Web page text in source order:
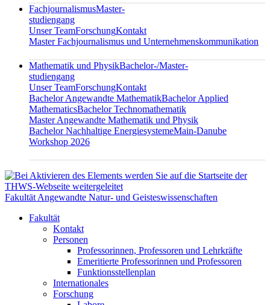
FachjournalismusMaster-
studiengang
Unser TeamForschungKontakt
Master Fachjournalismus und Unternehmenskommunikation
Mathematik und PhysikBachelor-/Master-
studiengang
Unser TeamForschungKontakt
Bachelor Angewandte MathematikBachelor Applied
MathematicsBachelor Technomathematik
Master Angewandte Mathematik und Physik
Bachelor Nachhaltige EnergiesystemeMain-Danube
Workshop 2026
Fakultät Angewandte Natur- und Geisteswissenschaften
Fakultät
Kontakt
Personen
Professorinnen, Professoren und Lehrkräfte
Emeritierte Professorinnen und Professoren
Funktionsstellenplan
Internationales
Forschung